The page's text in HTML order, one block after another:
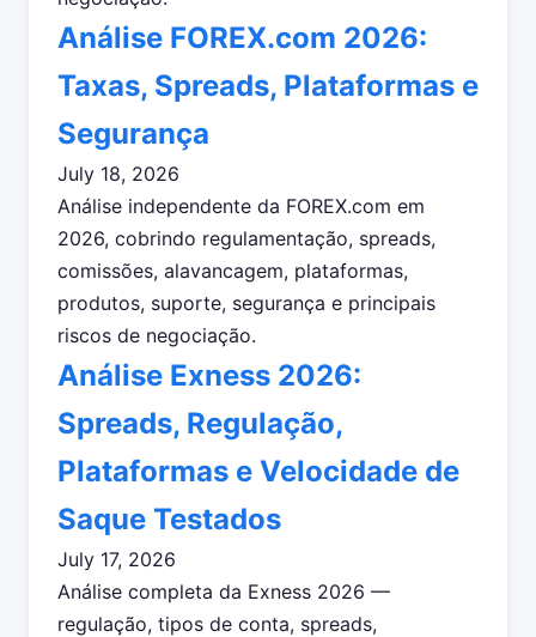
Análise FOREX.com 2026:
Taxas, Spreads, Plataformas e
Segurança
July 18, 2026
Análise independente da FOREX.com em
2026, cobrindo regulamentação, spreads,
comissões, alavancagem, plataformas,
produtos, suporte, segurança e principais
riscos de negociação.
Análise Exness 2026:
Spreads, Regulação,
Plataformas e Velocidade de
Saque Testados
July 17, 2026
Análise completa da Exness 2026 —
regulação, tipos de conta, spreads,